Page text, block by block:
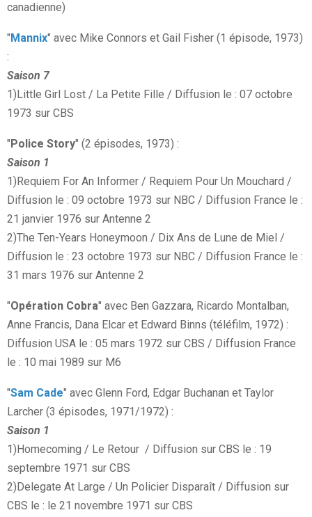
canadienne)
" Mannix" avec Mike Connors et Gail Fisher (1 épisode, 1973)
:
Saison 7
1)Little Girl Lost / La Petite Fille / Diffusion le : 07 octobre
1973 sur CBS
" Police Story" (2 épisodes, 1973) :
Saison 1
1)Requiem For An Informer / Requiem Pour Un Mouchard /
Diffusion le : 09 octobre 1973 sur NBC / Diffusion France le :
21 janvier 1976 sur Antenne 2
2)The Ten-Years Honeymoon / Dix Ans de Lune de Miel /
Diffusion le : 23 octobre 1973 sur NBC / Diffusion France le :
31 mars 1976 sur Antenne 2
"Opération Cobra" avec Ben Gazzara, Ricardo Montalban,
Anne Francis, Dana Elcar et Edward Binns (téléfilm, 1972) :
Diffusion USA le : 05 mars 1972 sur CBS / Diffusion France
le : 10 mai 1989 sur M6
"Sam Cade" avec Glenn Ford, Edgar Buchanan et Taylor
Larcher (3 épisodes, 1971/1972) :
Saison 1
1)Homecoming / Le Retour / Diffusion sur CBS le : 19
septembre 1971 sur CBS
2)Delegate At Large / Un Policier Disparaît / Diffusion sur
CBS le : le 21 novembre 1971 sur CBS